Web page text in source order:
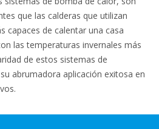
que las calderas que utilizan
capaces de calentar una casa
las temperaturas invernales más
de estos sistemas de
abrumadora aplicación exitosa en